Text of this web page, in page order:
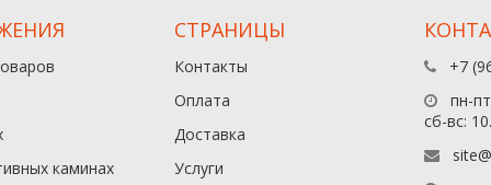
каминах
СТРАНИЦЫ
Контакты
Оплата
Доставка
Услуги
+7
пн-
сб-вс: